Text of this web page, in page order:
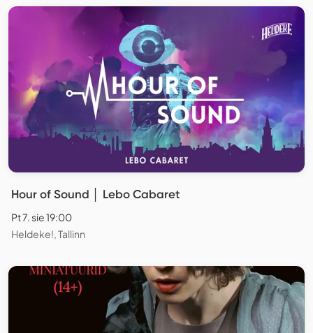
Hour of Sound │ Lebo Cabaret
Pt 7. sie 19:00
Heldeke!, Tallinn